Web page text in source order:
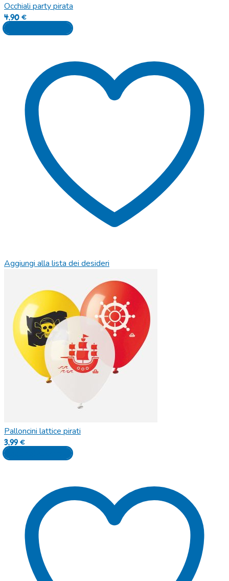
Occhiali party pirata
4,90€
Aggiungi al carrello
Aggiungi alla lista dei desideri
Palloncini lattice pirati
3,99€
Aggiungi al carrello